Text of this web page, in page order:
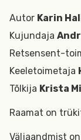
Autor Karin
Kujundaja
Retsensent-
Keeletoimetaja
Tõlkija Krista
Raamat on
Väljaandmist